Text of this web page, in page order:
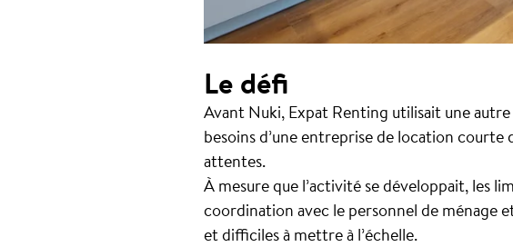
Le défi
Avant Nuki, Expat Renting utilisait une
besoins d’une entreprise de location
attentes.
À mesure que l’activité se développait, les
coordination avec le personnel de ménage
et difficiles à mettre à l’échelle.